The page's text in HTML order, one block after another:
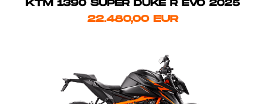
KTM 1390 SUPER DUKE R EVO 2025
22.480,00 EUR